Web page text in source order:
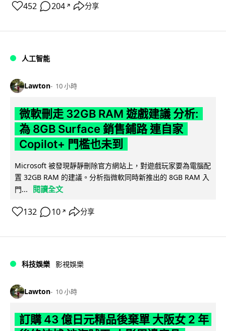
452 204 ↗ 分享
人工智能
Lawton 10 小時
微軟刪走 32GB RAM 遊戲建議 分析:
為 8GB Surface 銷售鋪路 連自家
Copilot+ 門檻也未到
Microsoft 被發現靜靜刪除官方網站上，對遊戲玩家要為電腦配
置 32GB RAM 的建議。分析指微軟同時新推出的 8GB RAM 入
門...
閱讀全文
132 10 ↗ 分享
科技娛樂 影視娛樂
Lawton 10 小時
訂購 43 億日元精品後棄單 大阪女 2 年